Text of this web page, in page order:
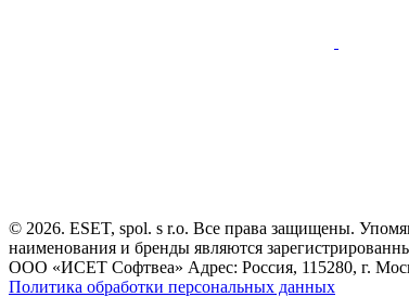
© 2026. ESET, spol. s r.o. Все права защищены.
наименования и бренды являются
ООО «ИСЕТ Софтвеа» Адрес: Россия, 115280, г.
Политика обработки персональных данных